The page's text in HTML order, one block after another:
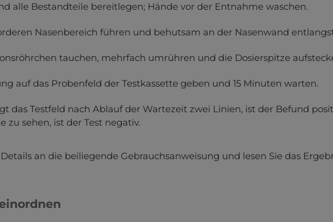
alle Bestandteile bereitlegen; Hände vor der Entnahme waschen.
Nasenbereich führen und behutsam an der Nasenwand
tauchen, mehrfach umrühren und die Dosierspitze
auf das Probenfeld der Testkassette geben und 15 Minuten warten.
das Testfeld nach Ablauf der Wartezeit zwei Linien, ist der Befund
zu sehen, ist der Test negativ.
an die beiliegende Gebrauchsanweisung und lesen Sie das
Diese Website verwendet Cookies, um Ihnen die bestmögliche
Datenschutzeinstellungen Nur
Alle Cookies akzeptieren
- Datenschutz - Impressum